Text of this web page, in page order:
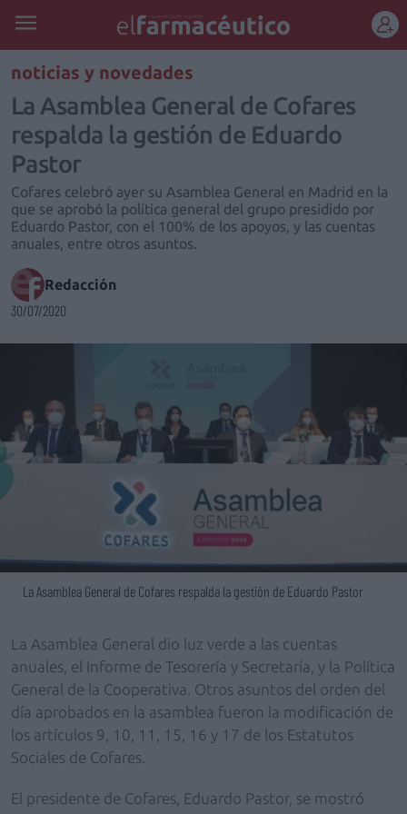
REGÍSTRATE
noticias y novedades
La Asamblea General de Cofares
respalda la gestión de Eduardo
Pastor
Cofares celebró ayer su Asamblea General en Madrid en la
que se aprobó la política general del grupo presidido por
Eduardo Pastor, con el 100% de los apoyos, y las cuentas
anuales, entre otros asuntos.
Redacción
30/07/2020
La Asamblea General de Cofares respalda la gestión de Eduardo Pastor
La Asamblea General dio luz verde a las cuentas
anuales, el Informe de Tesorería y Secretaría, y la Política
General de la Cooperativa. Otros asuntos del orden del
día aprobados en la asamblea fueron la modificación de
los artículos 9, 10, 11, 15, 16 y 17 de los Estatutos
Sociales de Cofares.
El presidente de Cofares, Eduardo Pastor, se mostró